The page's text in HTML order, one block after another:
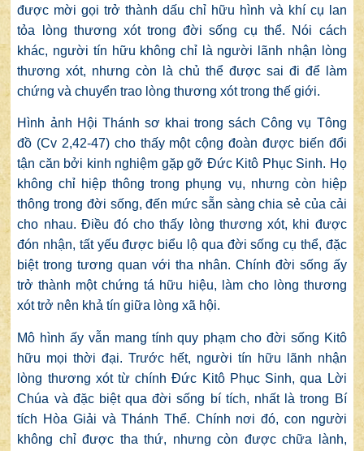
được mời gọi trở thành dấu chỉ hữu hình và khí cụ lan
tỏa lòng thương xót trong đời sống cụ thể. Nói cách
khác, người tín hữu không chỉ là người lãnh nhận lòng
thương xót, nhưng còn là chủ thể được sai đi để làm
chứng và chuyển trao lòng thương xót trong thế giới.
Hình ảnh Hội Thánh sơ khai trong sách Công vụ Tông
đồ (Cv 2,42-47) cho thấy một cộng đoàn được biến đổi
tận căn bởi kinh nghiệm gặp gỡ Đức Kitô Phục Sinh. Họ
không chỉ hiệp thông trong phụng vụ, nhưng còn hiệp
thông trong đời sống, đến mức sẵn sàng chia sẻ của cải
cho nhau. Điều đó cho thấy lòng thương xót, khi được
đón nhận, tất yếu được biểu lộ qua đời sống cụ thể, đặc
biệt trong tương quan với tha nhân. Chính đời sống ấy
trở thành một chứng tá hữu hiệu, làm cho lòng thương
xót trở nên khả tín giữa lòng xã hội.
Mô hình ấy vẫn mang tính quy phạm cho đời sống Kitô
hữu mọi thời đại. Trước hết, người tín hữu lãnh nhận
lòng thương xót từ chính Đức Kitô Phục Sinh, qua Lời
Chúa và đặc biệt qua đời sống bí tích, nhất là trong Bí
tích Hòa Giải và Thánh Thể. Chính nơi đó, con người
không chỉ được tha thứ, nhưng còn được chữa lành,